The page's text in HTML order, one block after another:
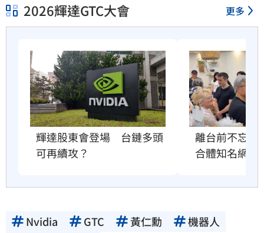
2026輝達GTC大會 更多
輝達股東會登場　台鏈多頭
可再續攻？
離台前不忘台
合體知名網紅
Nvidia GTC 黃仁勳
機器人